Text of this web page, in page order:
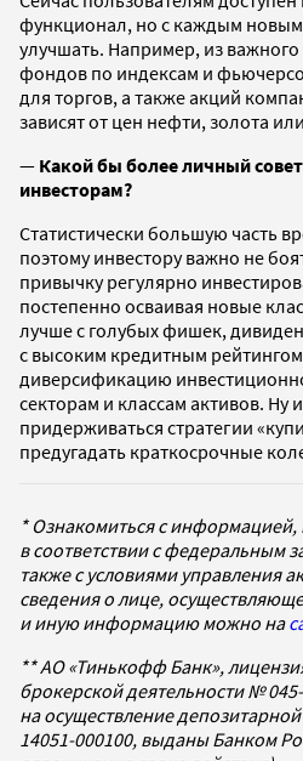
функционал, но с каждым
улучшать. Например, из
фондов по индексам и
для торгов, а также акций
зависят от цен нефти, золота
— Какой бы более личный
инвесторам?
Статистически большую часть
поэтому инвестору важно не
привычку регулярно
постепенно осваивая новые
лучше с голубых фишек,
с высоким кредитным
диверсификацию
секторам и классам активов. Ну
придерживаться стратегии
предугадать краткосрочные
* Ознакомиться с
в соответствии с федеральным
также с условиями управления
сведения о лице,
и иную информацию можно на
** АО «Тинькофф Банк»,
брокерской деятельности №
на осуществление
14051-000100, выданы Банком